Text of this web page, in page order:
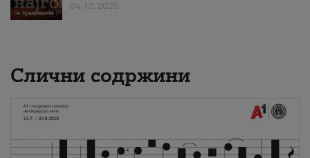
04.12.2025
Слични содржини